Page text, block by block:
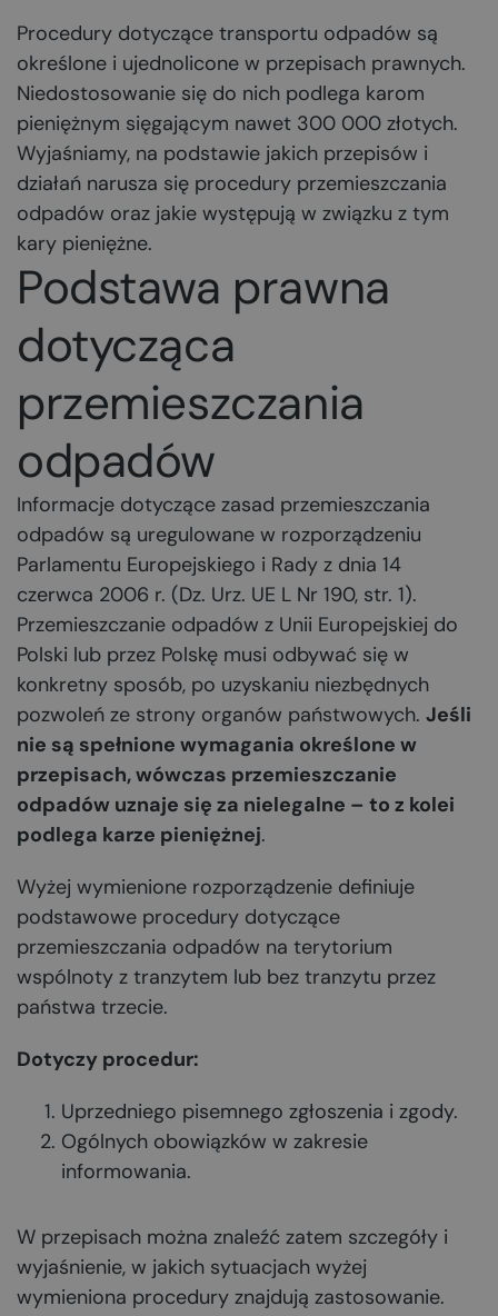
Procedury dotyczące transportu odpadów są
określone i ujednolicone w przepisach prawnych.
Niedostosowanie się do nich podlega karom
pieniężnym sięgającym nawet 300 000 złotych.
Wyjaśniamy, na podstawie jakich przepisów i
działań narusza się procedury przemieszczania
odpadów oraz jakie występują w związku z tym
kary pieniężne.
Podstawa prawna
dotycząca
przemieszczania
odpadów
Informacje dotyczące zasad przemieszczania
odpadów są uregulowane w rozporządzeniu
Parlamentu Europejskiego i Rady z dnia 14
czerwca 2006 r. (Dz. Urz. UE L Nr 190, str. 1).
Przemieszczanie odpadów z Unii Europejskiej do
Polski lub przez Polskę musi odbywać się w
konkretny sposób, po uzyskaniu niezbędnych
pozwoleń ze strony organów państwowych. Jeśli
nie są spełnione wymagania określone w
przepisach, wówczas przemieszczanie
odpadów uznaje się za nielegalne – to z kolei
podlega karze pieniężnej.
Wyżej wymienione rozporządzenie definiuje
podstawowe procedury dotyczące
przemieszczania odpadów na terytorium
wspólnoty z tranzytem lub bez tranzytu przez
państwa trzecie.
Dotyczy procedur:
Uprzedniego pisemnego zgłoszenia i zgody.
Ogólnych obowiązków w zakresie
informowania.
W przepisach można znaleźć zatem szczegóły i
wyjaśnienie, w jakich sytuacjach wyżej
wymieniona procedury znajdują zastosowanie.